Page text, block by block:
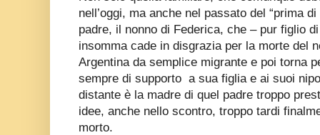
nell’oggi, ma anche nel passato del “prima
padre, il nonno di Federica, che – pur figlio
insomma cade in disgrazia per la morte del
Argentina da semplice migrante e poi torna
sempre di supporto a sua figlia e ai suoi
distante è la madre di quel padre troppo
idee, anche nello scontro, troppo tardi
morto.